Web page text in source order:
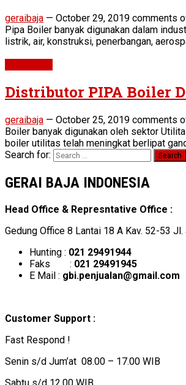
geraibaja — October 29, 2019 comments
Pipa Boiler banyak digunakan dalam
listrik, air, konstruksi, penerbangan,
Distributor PIPA Boiler
geraibaja — October 25, 2019 comments
Boiler banyak digunakan oleh sektor
boiler utilitas telah meningkat berlipat
Search for:
GERAI BAJA INDONESIA
Head Office & Represntative Office :
Gedung Office 8 Lantai 18 A Kav. 52-53
Hunting : 021 29491944
Faks : 021 29491945
E Mail : gbi.penjualan@gmail.com
Customer Support :
Fast Respond !
Senin s/d Jum’at 08.00 – 17.00 WIB